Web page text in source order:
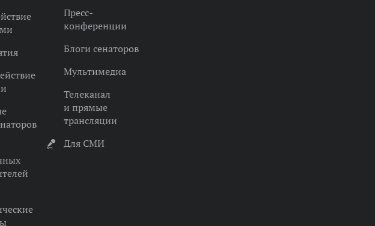
Пресс-
конференции
Блоги сенаторов
Мультимедиа
Телеканал
и прямые
трансляции
Для СМИ